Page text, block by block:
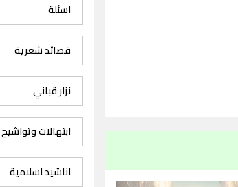
اسئلة
قصائد شعرية
نزار قباني
ابتهالات وتواشيح
اناشيد اسلامية